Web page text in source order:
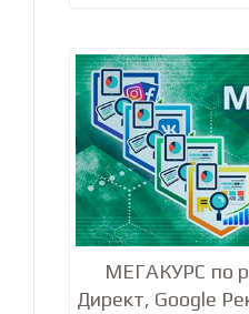
МЕГАКУРС по
Директ, Google